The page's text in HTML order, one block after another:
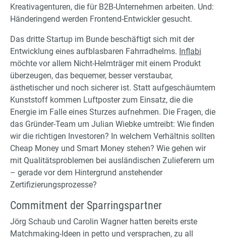
Kreativagenturen, die für B2B-Unternehmen arbeiten. Und:
Händeringend werden Frontend-Entwickler gesucht.
Das dritte Startup im Bunde beschäftigt sich mit der
Entwicklung eines aufblasbaren Fahrradhelms. Inflabi
möchte vor allem Nicht-Helmträger mit einem Produkt
überzeugen, das bequemer, besser verstaubar,
ästhetischer und noch sicherer ist. Statt aufgeschäumtem
Kunststoff kommen Luftposter zum Einsatz, die die
Energie im Falle eines Sturzes aufnehmen. Die Fragen, die
das Gründer-Team um Julian Wiebke umtreibt: Wie finden
wir die richtigen Investoren? In welchem Verhältnis sollten
Cheap Money und Smart Money stehen? Wie gehen wir
mit Qualitätsproblemen bei ausländischen Zulieferern um
– gerade vor dem Hintergrund anstehender
Zertifizierungsprozesse?
Commitment der Sparringspartner
Jörg Schaub und Carolin Wagner hatten bereits erste
Matchmaking-Ideen in petto und versprachen, zu all